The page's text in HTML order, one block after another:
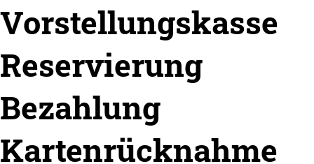
Vorstellungskasse
Reservierung
Bezahlung
Kartenrücknahme